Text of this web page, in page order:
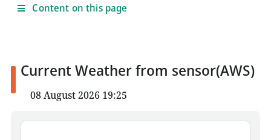
Content on this page
Current Weather from sensor(AWS)
08 August 2026 19:25